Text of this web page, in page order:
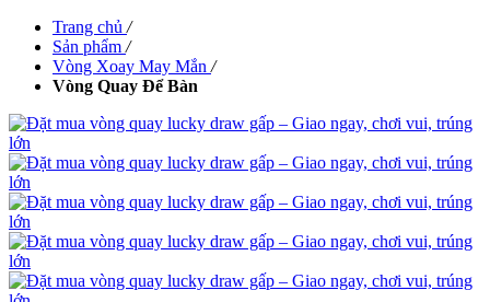
Trang chủ /
Sản phẩm /
Vòng Xoay May Mắn /
Vòng Quay Để Bàn